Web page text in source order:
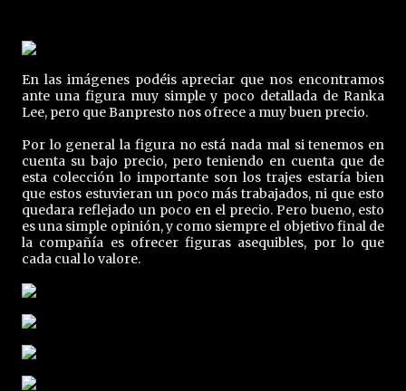
En las imágenes podéis apreciar que nos encontramos
ante una figura muy simple y poco detallada de Ranka
Lee, pero que Banpresto nos ofrece a muy buen precio.
Por lo general la figura no está nada mal si tenemos en
cuenta su bajo precio, pero teniendo en cuenta que de
esta colección lo importante son los trajes estaría bien
que estos estuvieran un poco más trabajados, ni que esto
quedara reflejado un poco en el precio. Pero bueno, esto
es una simple opinión, y como siempre el objetivo final de
la compañía es ofrecer figuras asequibles, por lo que
cada cual lo valore.